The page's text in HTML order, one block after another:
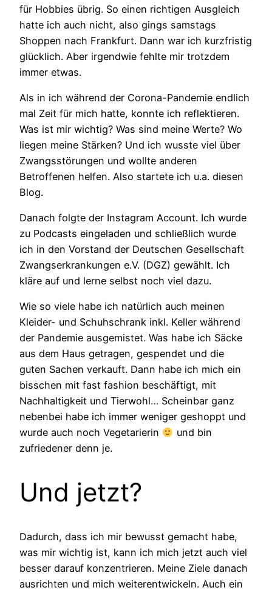
für Hobbies übrig. So einen richtigen Ausgleich
hatte ich auch nicht, also gings samstags
Shoppen nach Frankfurt. Dann war ich kurzfristig
glücklich. Aber irgendwie fehlte mir trotzdem
immer etwas.
Als in ich während der Corona-Pandemie endlich
mal Zeit für mich hatte, konnte ich reflektieren.
Was ist mir wichtig? Was sind meine Werte? Wo
liegen meine Stärken? Und ich wusste viel über
Zwangsstörungen und wollte anderen
Betroffenen helfen. Also startete ich u.a. diesen
Blog.
Danach folgte der Instagram Account. Ich wurde
zu Podcasts eingeladen und schließlich wurde
ich in den Vorstand der Deutschen Gesellschaft
Zwangserkrankungen e.V. (DGZ) gewählt. Ich
kläre auf und lerne selbst noch viel dazu.
Wie so viele habe ich natürlich auch meinen
Kleider- und Schuhschrank inkl. Keller während
der Pandemie ausgemistet. Was habe ich Säcke
aus dem Haus getragen, gespendet und die
guten Sachen verkauft. Dann habe ich mich ein
bisschen mit fast fashion beschäftigt, mit
Nachhaltigkeit und Tierwohl… Scheinbar ganz
nebenbei habe ich immer weniger geshoppt und
wurde auch noch Vegetarierin
und bin
zufriedener denn je.
Und jetzt?
Dadurch, dass ich mir bewusst gemacht habe,
was mir wichtig ist, kann ich mich jetzt auch viel
besser darauf konzentrieren. Meine Ziele danach
ausrichten und mich weiterentwickeln. Auch ein